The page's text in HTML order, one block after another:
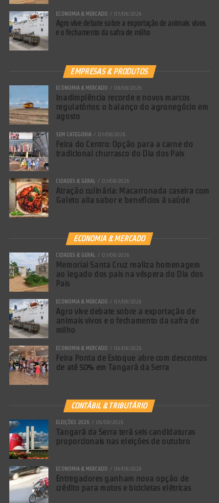
Comentários Facebook
ECONOMIA & MERCADO 07/08/2026
Agro vive debate sobre a exportação de animais vivos
e o fechamento da safra de milho
EMPRESAS & PRODUTOS
ECONOMIA & MERCADO 08/08/2026
Inadimplência recorde e novos marcos
regulatórios: o balanço do agronegócio em
agosto
SEM CATEGORIA 07/08/2026
Feira do Centro: Opção para a carne do
tradicional churrasco do Dia dos Pais
CIDADES & GERAL 07/08/2026
Atração culinária: Macarronada caseira com
Galeto alia sabor e benefícios à saúde
ECONOMIA & MERCADO
CIDADES & GERAL 07/08/2026
Memorial Santa Cruz realiza homenagem
ao legado dos pais na véspera do Dia dos
Pais
ECONOMIA & MERCADO 07/08/2026
Agro vive debate sobre a exportação de
animais vivos e o fechamento da safra de
milho
ECONOMIA & MERCADO 06/08/2026
Feira Ponta de Estoque abre com descontos
de até 50% em Tangará da Serra
CONTÁBIL & TRIBUTÁRIO
ELEIÇÕES 2026 06/08/2026
Tangará da Serra terá seis candidaturas
proporcionais nas eleições de outubro
ECONOMIA & MERCADO 06/08/2026
Entregadores ganham nova opção de
crédito para motos e bicicletas elétricas